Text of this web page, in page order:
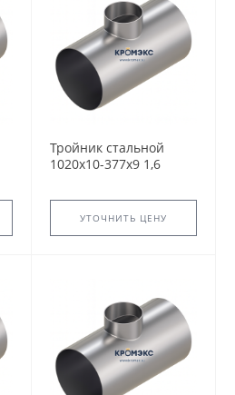
Тройник стальной
1020x10-377х9 1,6
5.903-13 переходный
сварнойУТОЧНИТЬ ЦЕНУ